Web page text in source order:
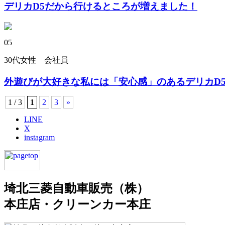
デリカD5だから行けるところが増えました！
05
30代女性 会社員
外遊びが大好きな私には「安心感」のあるデリカ
1 / 3 1 2 3
»
LINE
X
instagram
埼北三菱自動車販売（株）
本庄店・クリーンカー本庄